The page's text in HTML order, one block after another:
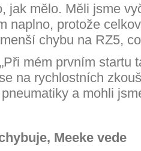
jak mělo. Měli jsme
naplno, protože
chybu na RZ5,
mém prvním
na rychlostních
a mohli
Meeke vede